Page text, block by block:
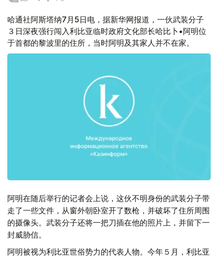
哈通社阿斯塔纳7月5日电，据新华网报道，一伙武装分子
３日深夜强行闯入利比亚临时政府文化部长哈比卜•阿明位
于首都的黎波里的住所，当时阿明及其家人并不在家。
阿明在随后举行的记者会上说，这伙不明身份的武装分子带
走了一些文件，从窗外朝卧室开了数枪，并破坏了住所周围
的摄像头。武装分子还将一把刀插在他的照片上，并留下一
封威胁信。
阿明被视为利比亚世俗势力的代表人物。今年５月，利比亚